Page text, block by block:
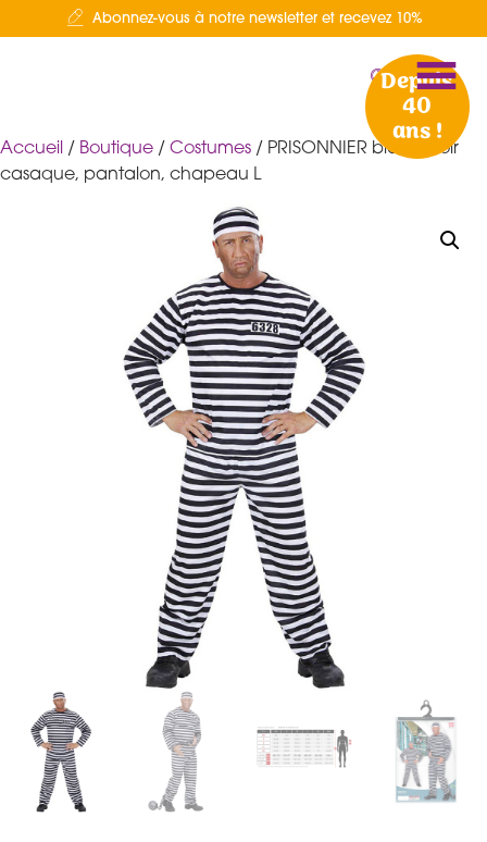
Abonnez-vous à notre newsletter et recevez 10%
Depuis
40
ans !
Accueil / Boutique / Costumes / PRISONNIER blanc/noir
casaque, pantalon, chapeau L